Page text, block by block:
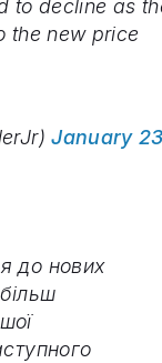
to decline as
the new price
January
до нових